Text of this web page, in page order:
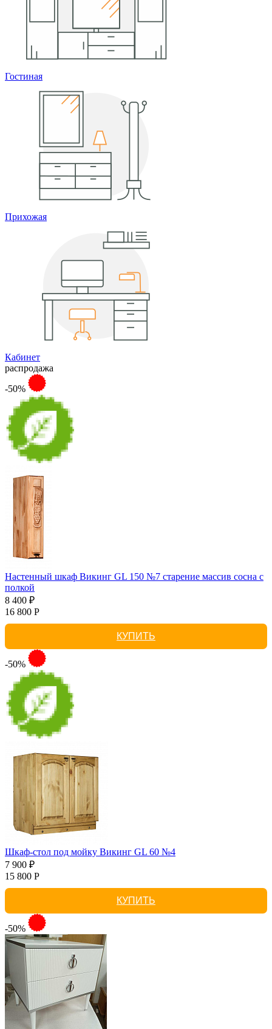
Гостиная
Прихожая
Кабинет
распродажа
-50%
Настенный шкаф Викинг GL 150 №7 старение массив сосна с
полкой
8 400 ₽
16 800 Р
КУПИТЬ
-50%
Шкаф-стол под мойку Викинг GL 60 №4
7 900 ₽
15 800 Р
КУПИТЬ
-50%